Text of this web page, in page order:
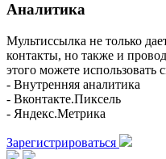
Аналитика
Мультиссылка не только
контакты, но также и
этого можете использовать
- Внутренняя аналитика
- Вконтакте.Пиксель
- Яндекс.Метрика
Зарегистрироваться